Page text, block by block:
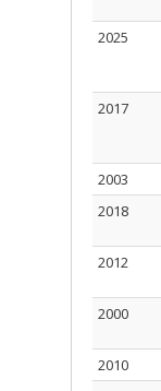
2025
2017
2003
2018
2012
2000
2010